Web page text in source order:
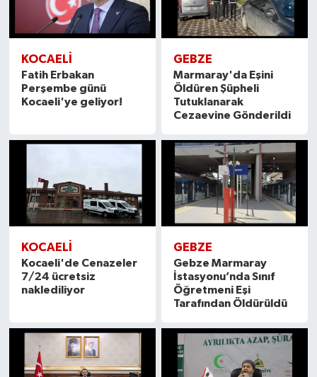
KOCAELİ
Fatih Erbakan
Perşembe günü
Kocaeli'ye geliyor!
GEBZE
Marmaray'da Eşini
Öldüren Şüpheli
Tutuklanarak
Cezaevine Gönderildi
KOCAELİ
Kocaeli'de Cenazeler
7/24 ücretsiz
naklediliyor
GEBZE
Gebze Marmaray
İstasyonu’nda Sınıf
Öğretmeni Eşi
Tarafından Öldürüldü